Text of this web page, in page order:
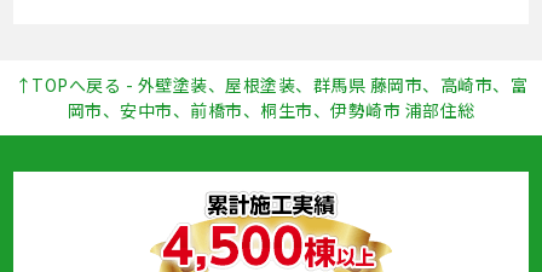
↑TOPへ戻る - 外壁塗装、屋根塗装、群馬県 藤岡市、高崎市、富
岡市、安中市、前橋市、桐生市、伊勢崎市 浦部住総